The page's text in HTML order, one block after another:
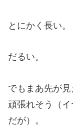
とにかく長い。
だるい。
でもまあ先が
頑張れそう（
だが）。